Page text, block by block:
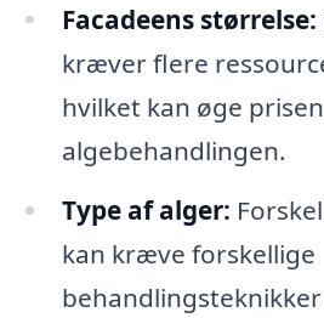
Facadeens størrelse:
kræver flere
hvilket kan øge
algebehandlingen.
Type af alger:
kan kræve forskellige